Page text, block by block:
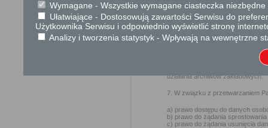
zawartych przez Administratora
5. W związku z przetwarzaniem
władzy publicznej oraz
celach, które wynikają z
podpisanych z Gminą Miejską
6. Pani/Pana dane osobowe
działania archiwów zakładowych.
7. W związku z przetwarzaniem
a) prawo dostępu do danych
b) prawo do żądania
c) prawo do żądania usunięcia
Wymagane - Wszystkie wymagane ciasteczka
Ułatwiające - Dostosowują zawartości Serwisu do
Użytkownika Serwisu i odpowiednio wyświetlić stronę
Analizy i tworzenia statystyk - Wpływają na wewnętrzne